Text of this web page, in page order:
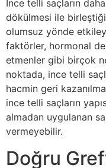
İnce telli saçların
dökülmesi ile
olumsuz yönde
faktörler, hormonal
etmenler gibi birçok
noktada, ince telli
hacmin geri
ince telli saçların
almadan uygulanan
vermeyebilir.
Doğru